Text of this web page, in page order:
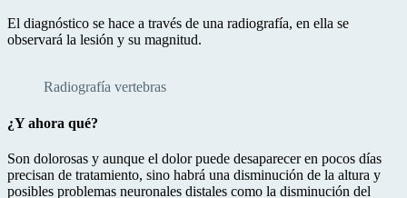
El diagnóstico se hace a través de una radiografía, en ella se
observará la lesión y su magnitud.
Radiografía vertebras
¿Y ahora qué?
Son dolorosas y aunque el dolor puede desaparecer en pocos días
precisan de tratamiento, sino habrá una disminución de la altura y
posibles problemas neuronales distales como la disminución del